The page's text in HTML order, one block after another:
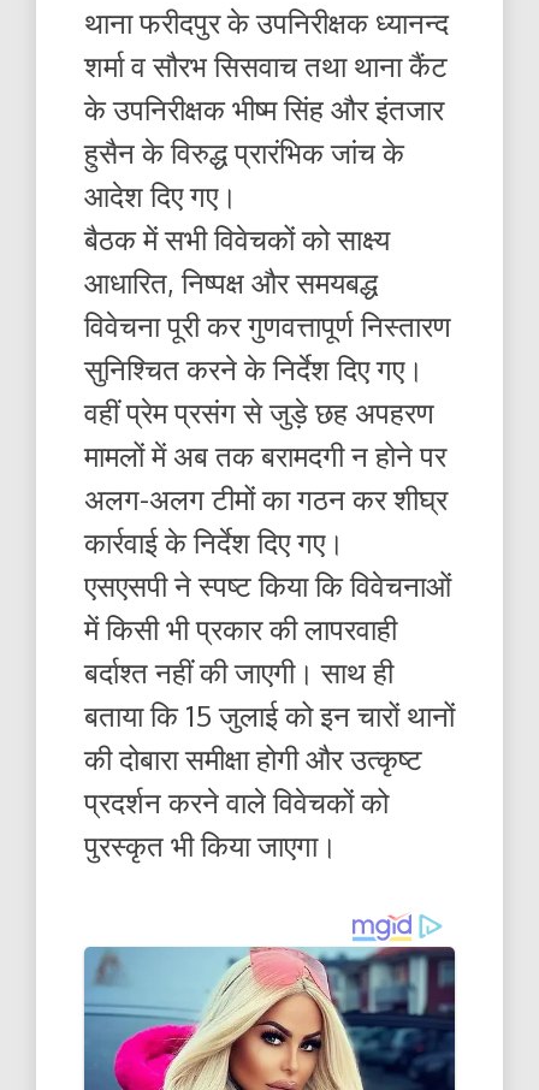
थाना फरीदपुर के उपनिरीक्षक ध्यानन्द
शर्मा व सौरभ सिसवाच तथा थाना कैंट
के उपनिरीक्षक भीष्म सिंह और इंतजार
हुसैन के विरुद्ध प्रारंभिक जांच के
आदेश दिए गए।
बैठक में सभी विवेचकों को साक्ष्य
आधारित, निष्पक्ष और समयबद्ध
विवेचना पूरी कर गुणवत्तापूर्ण निस्तारण
सुनिश्चित करने के निर्देश दिए गए।
वहीं प्रेम प्रसंग से जुड़े छह अपहरण
मामलों में अब तक बरामदगी न होने पर
अलग-अलग टीमों का गठन कर शीघ्र
कार्रवाई के निर्देश दिए गए।
एसएसपी ने स्पष्ट किया कि विवेचनाओं
में किसी भी प्रकार की लापरवाही
बर्दाश्त नहीं की जाएगी। साथ ही
बताया कि 15 जुलाई को इन चारों थानों
की दोबारा समीक्षा होगी और उत्कृष्ट
प्रदर्शन करने वाले विवेचकों को
पुरस्कृत भी किया जाएगा।